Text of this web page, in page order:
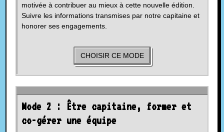
motivée à contribuer au mieux à cette nouvelle édition.
Suivre les informations transmises par notre capitaine et
honorer ses engagements.
CHOISIR CE MODE
Mode 2 : Être capitaine, former et
co-gérer une équipe